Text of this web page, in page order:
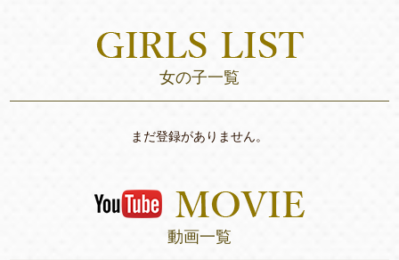
女の子一覧
まだ登録がありません。
動画一覧